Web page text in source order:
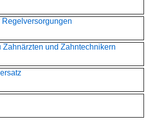
und Zahntechnikern